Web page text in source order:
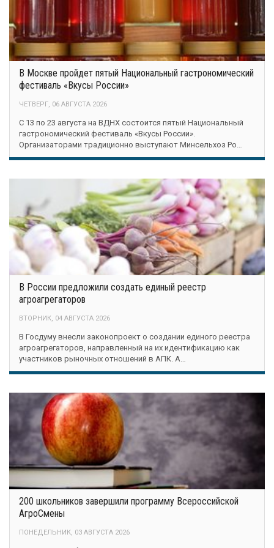
В Москве пройдет пятый Национальный гастрономический
фестиваль «Вкусы России»
ЧЕТВЕРГ, 06 АВГУСТА 2026
С 13 по 23 августа на ВДНХ состоится пятый Национальный
гастрономический фестиваль «Вкусы России».
Организаторами традиционно выступают Минсельхоз Ро…
В России предложили создать единый реестр
агроагрегаторов
ВТОРНИК, 04 АВГУСТА 2026
В Госдуму внесли законопроект о создании единого реестра
агроагрегаторов, направленный на их идентификацию как
участников рыночных отношений в АПК. А…
200 школьников завершили программу Всероссийской
АгроСмены
ПОНЕДЕЛЬНИК, 03 АВГУСТА 2026